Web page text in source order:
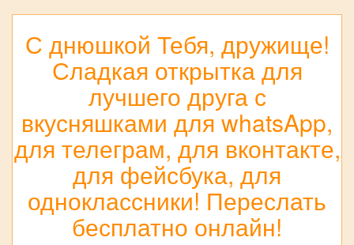
С днюшкой Тебя, дружище!
Сладкая открытка для
лучшего друга с
вкусняшками для whatsApp,
для телеграм, для вконтакте,
для фейсбука, для
одноклассники! Переслать
бесплатно онлайн!